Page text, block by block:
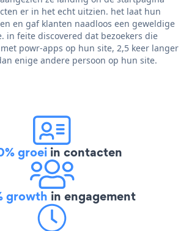
er in het echt uitzien. het laat hun
en gaf klanten naadloos een geweldige
in feite discovered dat bezoekers die
powr-apps op hun site, 2,5 keer langer
enige andere persoon op hun site.
groei in contacten
growth in engagement